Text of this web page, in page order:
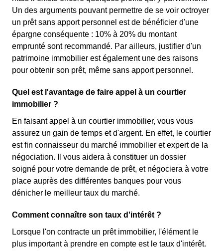
Un des arguments pouvant permettre de se voir octroyer
un prêt sans apport personnel est de bénéficier d'une
épargne conséquente : 10% à 20% du montant
emprunté sont recommandé. Par ailleurs, justifier d'un
patrimoine immobilier est également une des raisons
pour obtenir son prêt, même sans apport personnel.
Quel est l'avantage de faire appel à un courtier
immobilier ?
En faisant appel à un courtier immobilier, vous vous
assurez un gain de temps et d'argent. En effet, le courtier
est fin connaisseur du marché immobilier et expert de la
négociation. Il vous aidera à constituer un dossier
soigné pour votre demande de prêt, et négociera à votre
place auprès des différentes banques pour vous
dénicher le meilleur taux du marché.
Comment connaître son taux d'intérêt ?
Lorsque l'on contracte un prêt immobilier, l'élément le
plus important à prendre en compte est le taux d'intérêt.